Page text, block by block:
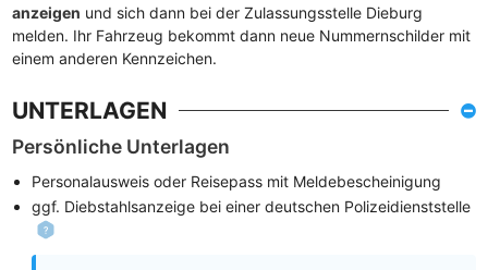
anzeigen und sich dann bei der Zulassungsstelle Dieburg
melden. Ihr Fahrzeug bekommt dann neue Nummernschilder mit
einem anderen Kennzeichen.
UNTERLAGEN
Persönliche Unterlagen
Personalausweis oder Reisepass mit Meldebescheinigung
ggf. Diebstahlsanzeige bei einer deutschen Polizeidienststelle